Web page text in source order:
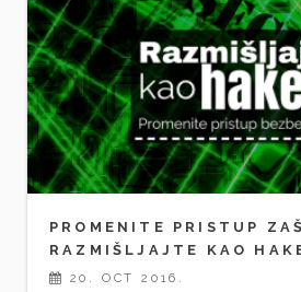
PROMENITE PRISTUP
RAZMIŠLJAJTE KAO
20. OCT 2016.